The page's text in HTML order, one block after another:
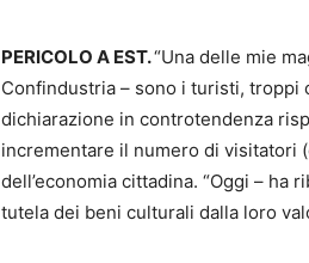
PERICOLO A EST.“Una delle mie
Confindustria – sono i turisti, troppi
dichiarazione in controtendenza
incrementare il numero di visitatori
dell’economia cittadina. “Oggi –
tutela dei beni culturali dalla loro